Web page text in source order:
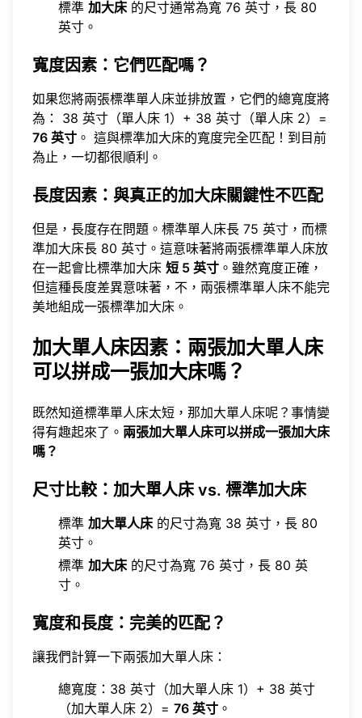
標準 加大床 的尺寸通常為寬 76 英寸，長 80
英寸。
寬度因素：它們匹配嗎？
如果您將兩張標準單人床並排放置，它們的總寬度將
為： 38 英寸（單人床 1）+ 38 英寸（單人床 2）=
76 英寸 。 這與標準加大床的寬度完全匹配！到目前
為止，一切都很順利。
長度因素：與真正的加大床關鍵性不匹配
但是，長度存在問題。標準單人床長 75 英寸，而標
準加大床長 80 英寸。這意味著將兩張標準單人床放
在一起會比標準加大床 短 5 英寸 。雖然寬度正確，
但這種長度差異意味著，不，兩張標準單人床不能完
美地組成一張標準加大床。
加大單人床因素：兩張加大單人床
可以拼成一張加大床嗎？
既然知道標準單人床太短，那加大單人床呢？事情變
得有趣起來了。 兩張加大單人床可以拼成一張加大床
嗎？
尺寸比較：加大單人床 vs. 標準加大床
標準 加大單人床 的尺寸為寬 38 英寸，長 80
英寸。
標準 加大床 的尺寸為寬 76 英寸，長 80 英
寸。
寬度和長度：完美的匹配？
讓我們計算一下兩張加大單人床：
總寬度：38 英寸（加大單人床 1）+ 38 英寸
（加大單人床 2）= 76 英寸 。